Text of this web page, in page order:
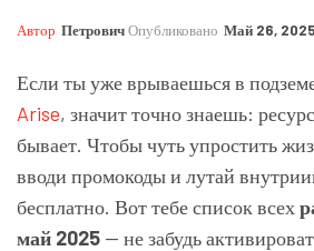
Автор ПетровичОпубликовано Май 26, 2025
Если ты уже врываешься в
Arise, значит точно знаешь:
бывает. Чтобы чуть упростить
вводи промокоды и лутай
бесплатно. Вот тебе список всех
май 2025 — не забудь